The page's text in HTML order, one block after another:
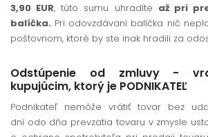
3,90 EUR, túto sumu uhradíte až pri
balíčka. Pri odovzdávaní balíčka nič
poštovnom, ktoré by ste inak hradili za
Odstúpenie od zmluvy -
kupujúcim, ktorý je PODNIKATEĽ
Podnikateľ nemôže vrátiť tovar bez
dní odo dňa prevzatia tovaru v zmysle